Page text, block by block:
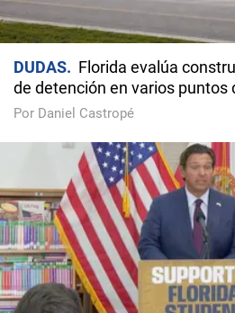
DUDAS
Florida evalúa
de detención en varios puntos
Por Daniel Castropé